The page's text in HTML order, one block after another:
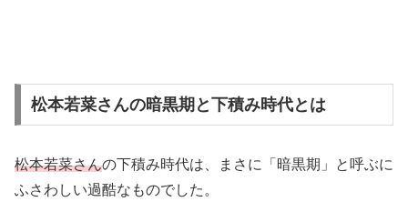
松本若菜さんの暗黒期と下積み時代とは
松本若菜さんの下積み時代は、まさに「暗黒期」と呼ぶに
ふさわしい過酷なものでした。